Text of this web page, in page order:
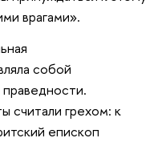
врагами».
собой
считали грехом: к
епископ